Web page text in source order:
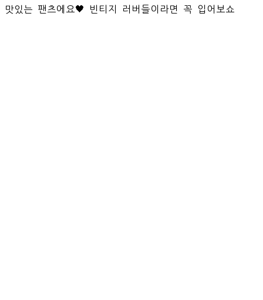
맛있는 팬츠에요🖤 빈티지 러버들이라면 꼭 입어보쇼